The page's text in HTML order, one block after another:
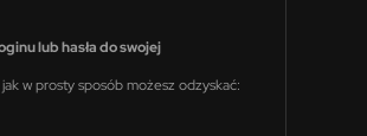
lub hasła do swojej
w prosty sposób możesz odzyskać: